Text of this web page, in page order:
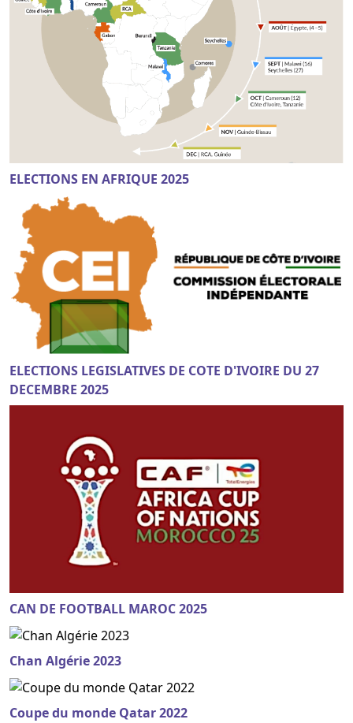
ELECTIONS EN AFRIQUE 2025
ELECTIONS LEGISLATIVES DE COTE D'IVOIRE DU 27
DECEMBRE 2025
CAN DE FOOTBALL MAROC 2025
Chan Algérie 2023
Coupe du monde Qatar 2022